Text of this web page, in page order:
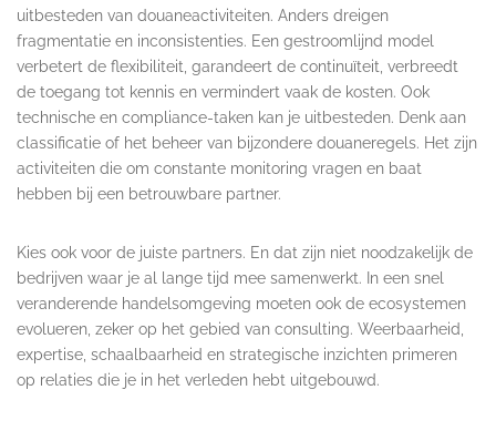
uitbesteden van douaneactiviteiten. Anders dreigen
fragmentatie en inconsistenties. Een gestroomlijnd model
verbetert de flexibiliteit, garandeert de continuïteit, verbreedt
de toegang tot kennis en vermindert vaak de kosten. Ook
technische en compliance-taken kan je uitbesteden. Denk aan
classificatie of het beheer van bijzondere douaneregels. Het zijn
activiteiten die om constante monitoring vragen en baat
hebben bij een betrouwbare partner.
Kies ook voor de juiste partners. En dat zijn niet noodzakelijk de
bedrijven waar je al lange tijd mee samenwerkt. In een snel
veranderende handelsomgeving moeten ook de ecosystemen
evolueren, zeker op het gebied van consulting. Weerbaarheid,
expertise, schaalbaarheid en strategische inzichten primeren
op relaties die je in het verleden hebt uitgebouwd.